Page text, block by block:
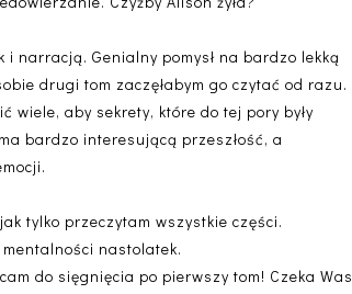
narracją. Genialny pomysł na bardzo lekką
drugi tom zaczęłabym go czytać od razu.
aby sekrety, które do tej pory były
bardzo interesującą przeszłość, a
tylko przeczytam wszystkie części.
nastolatek.
do sięgnięcia po pierwszy tom! Czeka Was